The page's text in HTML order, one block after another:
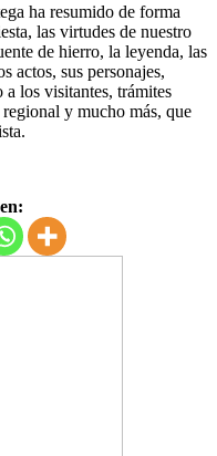
ha resumido de forma
las virtudes de nuestro
de hierro, la leyenda, las
actos, sus personajes,
a los visitantes, trámites
y mucho más, que